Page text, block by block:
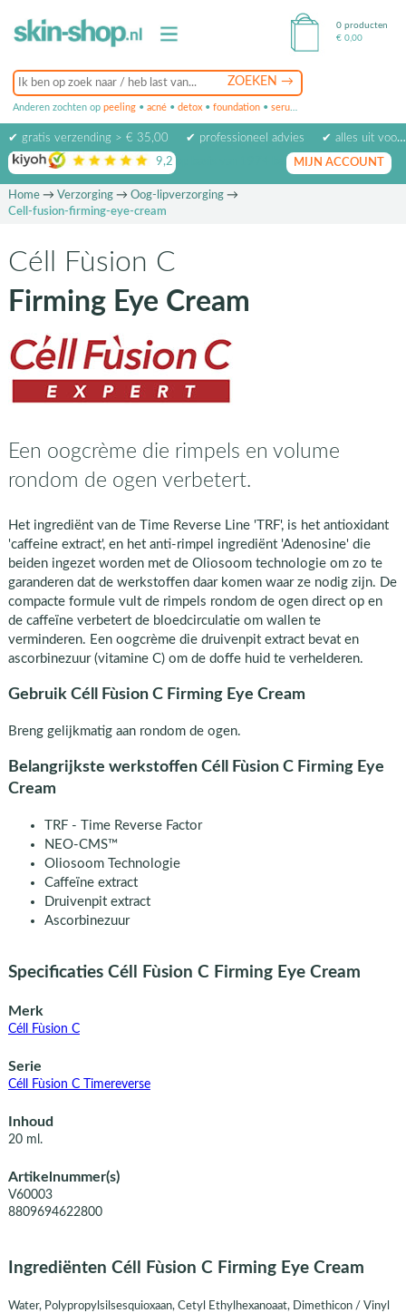
Anderen zochten op peeling • acné • detox • foundation • serum
0 producten
€ 0,00
✔ gratis verzending > € 35,00 ✔ professioneel advies
✔ alles uit voorraad leverbaar
9,2 op basis van beoordelingen
MIJN ACCOUNT
Home→ Verzorging→ Oog-lipverzorging→
Cell-fusion-firming-eye-cream
Céll Fùsion C
Firming Eye Cream
Een oogcrème die rimpels en volume
rondom de ogen verbetert.
Het ingrediënt van de Time Reverse Line 'TRF', is het antioxidant
'caffeine extract', en het anti-rimpel ingrediënt 'Adenosine' die
beiden ingezet worden met de Oliosoom technologie om zo te
garanderen dat de werkstoffen daar komen waar ze nodig zijn. De
compacte formule vult de rimpels rondom de ogen direct op en
de caffeïne verbetert de bloedcirculatie om wallen te
verminderen. Een oogcrème die druivenpit extract bevat en
ascorbinezuur (vitamine C) om de doffe huid te verhelderen.
Gebruik Céll Fùsion C Firming Eye Cream
Breng gelijkmatig aan rondom de ogen.
Belangrijkste werkstoffen Céll Fùsion C Firming Eye
Cream
TRF - Time Reverse Factor
NEO-CMS™
Oliosoom Technologie
Caffeïne extract
Druivenpit extract
Ascorbinezuur
Specificaties Céll Fùsion C Firming Eye Cream
Merk
Céll Fùsion C
Serie
Céll Fùsion C Timereverse
Inhoud
20 ml.
Artikelnummer(s)
V60003
8809694622800
Ingrediënten Céll Fùsion C Firming Eye Cream
Water, Polypropylsilsesquioxaan, Cetyl Ethylhexanoaat, Dimethicon / Vinyl